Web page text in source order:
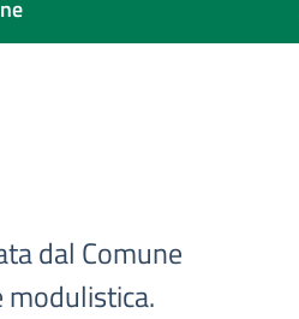
dal Comune
modulistica.